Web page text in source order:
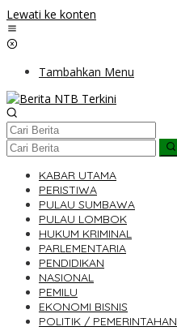
Lewati ke konten
Tambahkan Menu
KABAR UTAMA
PERISTIWA
PULAU SUMBAWA
PULAU LOMBOK
HUKUM KRIMINAL
PARLEMENTARIA
PENDIDIKAN
NASIONAL
PEMILU
EKONOMI BISNIS
POLITIK / PEMERINTAHAN